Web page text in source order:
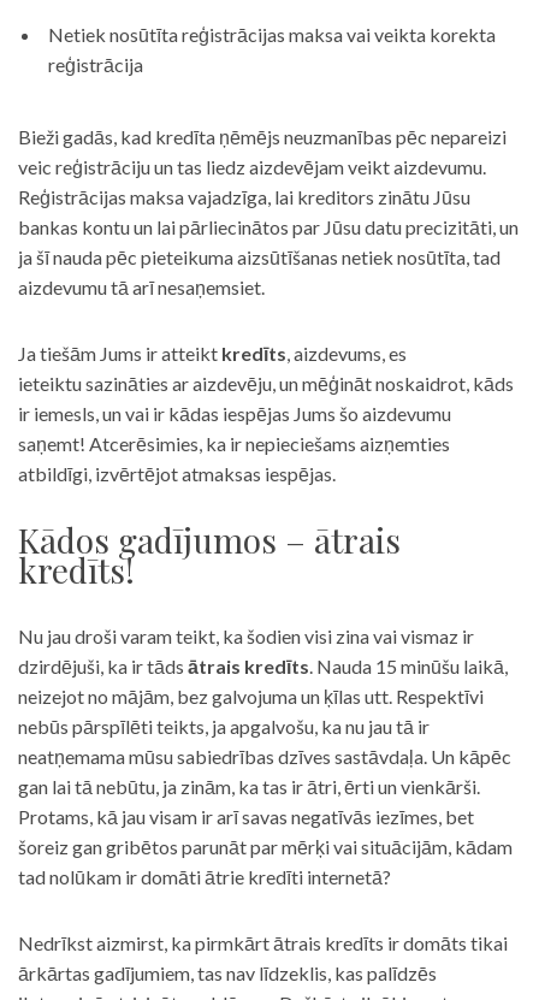
Netiek nosūtīta reģistrācijas maksa vai veikta korekta
reģistrācija
Bieži gadās, kad kredīta ņēmējs neuzmanības pēc nepareizi
veic reģistrāciju un tas liedz aizdevējam veikt aizdevumu.
Reģistrācijas maksa vajadzīga, lai kreditors zinātu Jūsu
bankas kontu un lai pārliecinātos par Jūsu datu precizitāti, un
ja šī nauda pēc pieteikuma aizsūtīšanas netiek nosūtīta, tad
aizdevumu tā arī nesaņemsiet.
Ja tiešām Jums ir atteikt kredīts, aizdevums, es
ieteiktu sazināties ar aizdevēju, un mēģināt noskaidrot, kāds
ir iemesls, un vai ir kādas iespējas Jums šo aizdevumu
saņemt! Atcerēsimies, ka ir nepieciešams aizņemties
atbildīgi, izvērtējot atmaksas iespējas.
Kādos gadījumos – ātrais
kredīts!
Nu jau droši varam teikt, ka šodien visi zina vai vismaz ir
dzirdējuši, ka ir tāds ātrais kredīts. Nauda 15 minūšu laikā,
neizejot no mājām, bez galvojuma un ķīlas utt. Respektīvi
nebūs pārspīlēti teikts, ja apgalvošu, ka nu jau tā ir
neatņemama mūsu sabiedrības dzīves sastāvdaļa. Un kāpēc
gan lai tā nebūtu, ja zinām, ka tas ir ātri, ērti un vienkārši.
Protams, kā jau visam ir arī savas negatīvās iezīmes, bet
šoreiz gan gribētos parunāt par mērķi vai situācijām, kādam
tad nolūkam ir domāti ātrie kredīti internetā?
Nedrīkst aizmirst, ka pirmkārt ātrais kredīts ir domāts tikai
ārkārtas gadījumiem, tas nav līdzeklis, kas palīdzēs